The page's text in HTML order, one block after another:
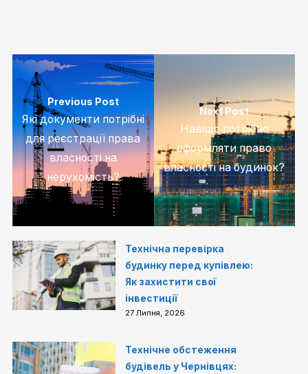
Previous Post
Які документи потрібні
для реєстрації права
власності на
нерухомість?
Next Post
Навіщо потрібно
оформляти право
власності на будинок?
Технічна перевірка
будинку перед купівлею:
Як захистити свої
інвестиції
27 Липня, 2026
Технічне обстеження
будівель у Чернівцях: